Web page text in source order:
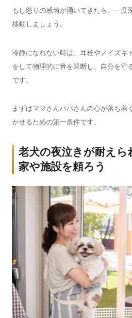
もし怒りの感情が湧いてきたら、一度
移動しましょう。
冷静になれない時は、耳栓やノイズキ
をして物理的に音を遮断し、自分を守
です。
まずはママさんパパさんの心が落ち着
かせるための第一条件です。
老犬の夜泣きが耐えら
家や施設を頼ろう